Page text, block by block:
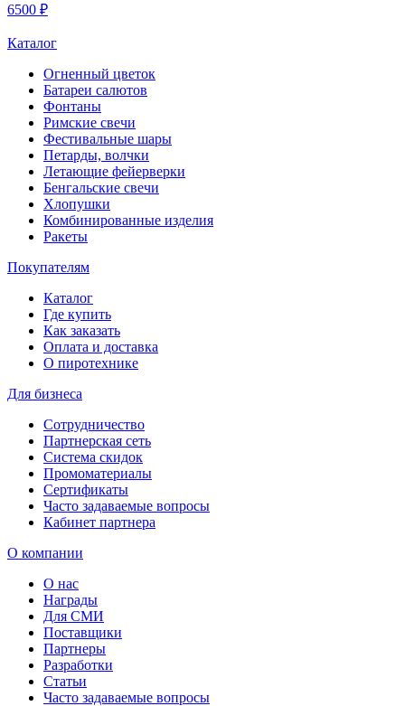
6500 ₽
Каталог
Огненный цветок
Батареи салютов
Фонтаны
Римские свечи
Фестивальные шары
Петарды, волчки
Летающие фейерверки
Бенгальские свечи
Хлопушки
Комбинированные изделия
Ракеты
Покупателям
Каталог
Где купить
Как заказать
Оплата и доставка
О пиротехнике
Для бизнеса
Сотрудничество
Партнерская сеть
Система скидок
Промоматериалы
Сертификаты
Часто задаваемые вопросы
Кабинет партнера
О компании
О нас
Награды
Для СМИ
Поставщики
Партнеры
Разработки
Статьи
Часто задаваемые вопросы